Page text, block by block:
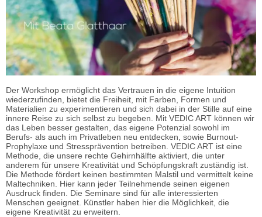
Der Workshop ermöglicht das Vertrauen in die eigene Intuition
wiederzufinden, bietet die Freiheit, mit Farben, Formen und
Materialien zu experimentieren und sich dabei in der Stille auf eine
innere Reise zu sich selbst zu begeben. Mit VEDIC ART können wir
das Leben besser gestalten, das eigene Potenzial sowohl im
Berufs- als auch im Privatleben neu entdecken, sowie Burnout-
Prophylaxe und Stressprävention betreiben. VEDIC ART ist eine
Methode, die unsere rechte Gehirnhälfte aktiviert, die unter
anderem für unsere Kreativität und Schöpfungskraft zuständig ist.
Die Methode fördert keinen bestimmten Malstil und vermittelt keine
Maltechniken. Hier kann jeder Teilnehmende seinen eigenen
Ausdruck finden. Die Seminare sind für alle interessierten
Menschen geeignet. Künstler haben hier die Möglichkeit, die
eigene Kreativität zu erweitern.